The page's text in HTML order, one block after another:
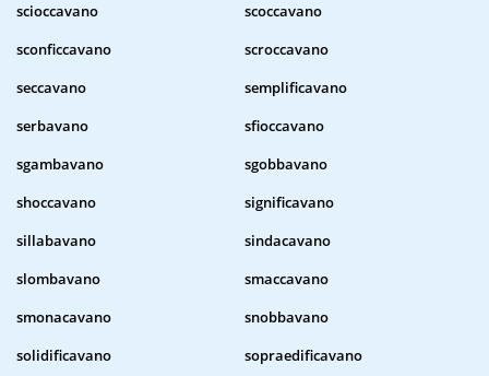
scioccavano
scoccavano
sconficcavano
scroccavano
seccavano
semplificavano
serbavano
sfioccavano
sgambavano
sgobbavano
shoccavano
significavano
sillabavano
sindacavano
slombavano
smaccavano
smonacavano
snobbavano
solidificavano
sopraedificavano